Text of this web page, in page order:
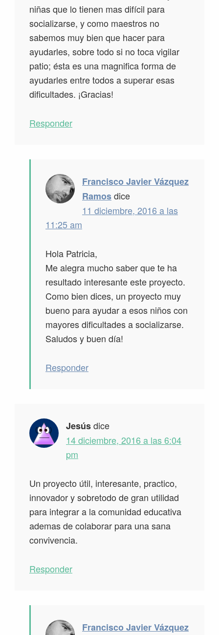
niñas que lo tienen mas difícil para
socializarse, y como maestros no
sabemos muy bien que hacer para
ayudarles, sobre todo si no toca vigilar
patio; ésta es una magnifica forma de
ayudarles entre todos a superar esas
dificultades. ¡Gracias!
Responder
Francisco Javier Vázquez
Ramosdice
11 diciembre, 2016 a las
11:25 am
Hola Patricia,
Me alegra mucho saber que te ha
resultado interesante este proyecto.
Como bien dices, un proyecto muy
bueno para ayudar a esos niños con
mayores dificultades a socializarse.
Saludos y buen día!
Responder
Jesúsdice
14 diciembre, 2016 a las 6:04
pm
Un proyecto útil, interesante, practico,
innovador y sobretodo de gran utilidad
para integrar a la comunidad educativa
ademas de colaborar para una sana
convivencia.
Responder
Francisco Javier Vázquez